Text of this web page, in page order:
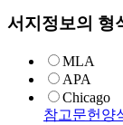
서지정보의 형
MLA
APA
Chicago
참고문헌양